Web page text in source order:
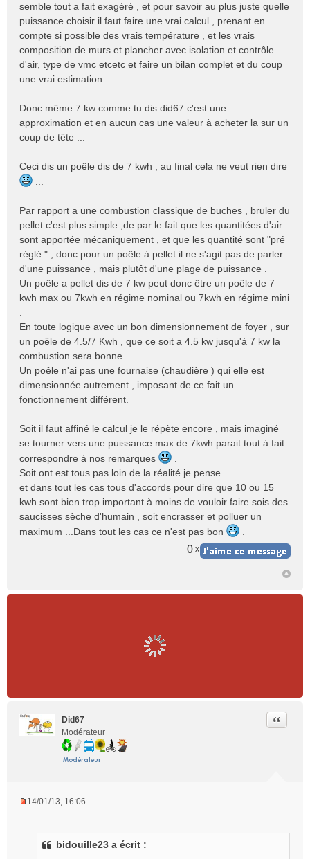
semble tout a fait exagéré , et pour savoir au plus juste quelle
puissance choisir il faut faire une vrai calcul , prenant en
compte si possible des vrais température , et les vrais
composition de murs et plancher avec isolation et contrôle
d'air, type de vmc etcetc et faire un bilan complet et du coup
une vrai estimation .
Donc même 7 kw comme tu dis did67 c'est une
approximation et en aucun cas une valeur à acheter la sur un
coup de tête ...
Ceci dis un poêle dis de 7 kwh , au final cela ne veut rien dire
Par rapport a une combustion classique de buches , bruler du
pellet c'est plus simple ,de par le fait que les quantitées d'air
sont apportée mécaniquement , et que les quantité sont "pré
réglé " , donc pour un poêle à pellet il ne s'agit pas de parler
d'une puissance , mais plutôt d'une plage de puissance .
Un poêle a pellet dis de 7 kw peut donc être un poêle de 7
kwh max ou 7kwh en régime nominal ou 7kwh en régime mini
En toute logique avec un bon dimensionnement de foyer , sur
un poêle de 4.5/7 Kwh , que ce soit a 4.5 kw jusqu'à 7 kw la
combustion sera bonne .
Un poêle n'ai pas une fournaise (chaudière ) qui elle est
dimensionnée autrement , imposant de ce fait un
fonctionnement différent.
Soit il faut affiné le calcul je le répète encore , mais imaginé
se tourner vers une puissance max de 7kwh parait tout à fait
correspondre à nos remarques
Soit ont est tous pas loin de la réalité je pense ...
et dans tout les cas tous d'accords pour dire que 10 ou 15
kwh sont bien trop important à moins de vouloir faire sois des
saucisses sèche d'humain , soit encrasser et polluer un
maximum ...Dans tout les cas ce n'est pas bon
0 x
Did67
Modérateur
Citer
14/01/13, 16:06
bidouille23 a écrit :